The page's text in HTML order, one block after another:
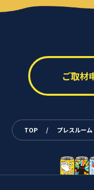
ご取材
TOP / プレスルーム